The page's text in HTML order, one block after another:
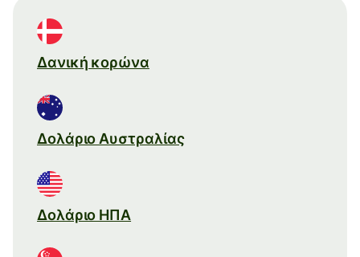
Δανική κορώνα
Δολάριο Αυστραλίας
Δολάριο ΗΠΑ